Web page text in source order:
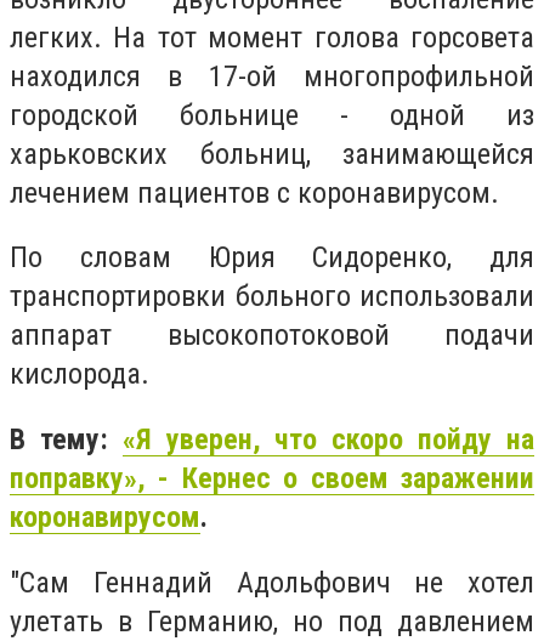
легких. На тот момент голова горсовета
находился в 17-ой многопрофильной
городской больнице - одной из
харьковских больниц, занимающейся
лечением пациентов с коронавирусом.
По словам Юрия Сидоренко, для
транспортировки больного использовали
аппарат высокопотоковой подачи
кислорода.
В тему: «Я уверен, что скоро пойду на
поправку», - Кернес о своем заражении
коронавирусом.
"Сам Геннадий Адольфович не хотел
улетать в Германию, но под давлением